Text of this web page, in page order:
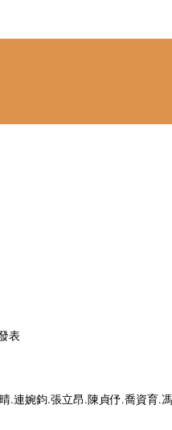
表
.連婉鈞.張立昂.陳貞伃.喬資育.